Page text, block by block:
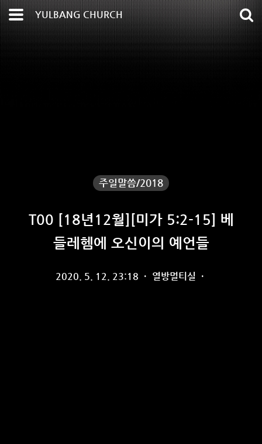
YULBANG CHURCH
주일말씀/2018
T00 [18년12월][미가 5:2-15] 베
들레헴에 오신이의 예언들
2020. 5. 12. 23:18 · 열방멀티실 ·